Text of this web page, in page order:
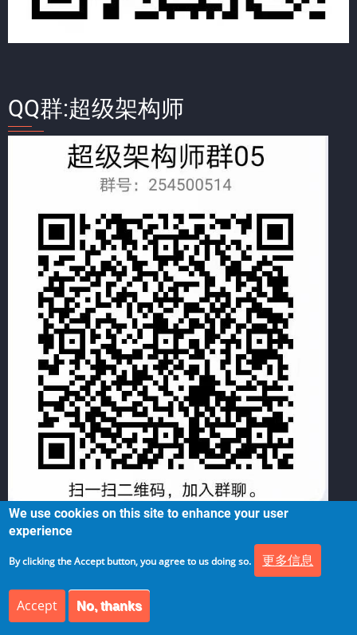
QQ群:超级架构师
Tags
Tags
RAG架构 LLM架构
We use cookies on this site to enhance your user
experience
By clicking the Accept button, you agree to us doing so. 更多信息
Accept No, thanks